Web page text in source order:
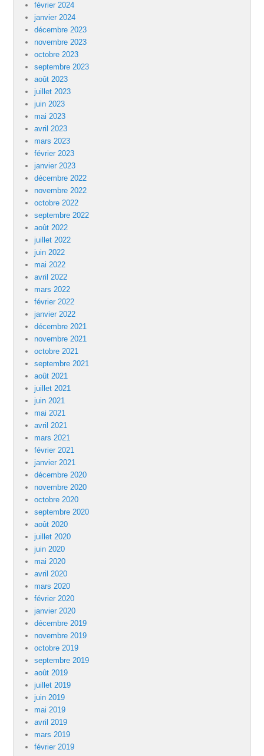
février 2024
janvier 2024
décembre 2023
novembre 2023
octobre 2023
septembre 2023
août 2023
juillet 2023
juin 2023
mai 2023
avril 2023
mars 2023
février 2023
janvier 2023
décembre 2022
novembre 2022
octobre 2022
septembre 2022
août 2022
juillet 2022
juin 2022
mai 2022
avril 2022
mars 2022
février 2022
janvier 2022
décembre 2021
novembre 2021
octobre 2021
septembre 2021
août 2021
juillet 2021
juin 2021
mai 2021
avril 2021
mars 2021
février 2021
janvier 2021
décembre 2020
novembre 2020
octobre 2020
septembre 2020
août 2020
juillet 2020
juin 2020
mai 2020
avril 2020
mars 2020
février 2020
janvier 2020
décembre 2019
novembre 2019
octobre 2019
septembre 2019
août 2019
juillet 2019
juin 2019
mai 2019
avril 2019
mars 2019
février 2019